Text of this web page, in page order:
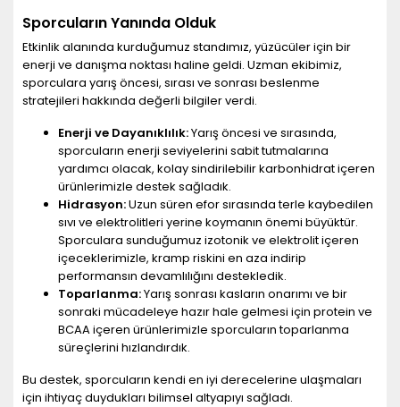
Sporcuların Yanında Olduk
Etkinlik alanında kurduğumuz standımız, yüzücüler için bir
enerji ve danışma noktası haline geldi. Uzman ekibimiz,
sporculara yarış öncesi, sırası ve sonrası beslenme
stratejileri hakkında değerli bilgiler verdi.
Enerji ve Dayanıklılık:Yarış öncesi ve sırasında,
sporcuların enerji seviyelerini sabit tutmalarına
yardımcı olacak, kolay sindirilebilir karbonhidrat içeren
ürünlerimizle destek sağladık.
Hidrasyon:Uzun süren efor sırasında terle kaybedilen
sıvı ve elektrolitleri yerine koymanın önemi büyüktür.
Sporculara sunduğumuz izotonik ve elektrolit içeren
içeceklerimizle, kramp riskini en aza indirip
performansın devamlılığını destekledik.
Toparlanma:Yarış sonrası kasların onarımı ve bir
sonraki mücadeleye hazır hale gelmesi için protein ve
BCAA içeren ürünlerimizle sporcuların toparlanma
süreçlerini hızlandırdık.
Bu destek, sporcuların kendi en iyi derecelerine ulaşmaları
için ihtiyaç duydukları bilimsel altyapıyı sağladı.